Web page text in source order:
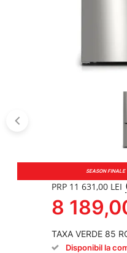
SEASON FINALE
PRP 11 631,00 LEI
8
TAXA VERDE 85
Disponibil la